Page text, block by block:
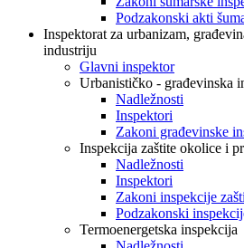
Podzakonski akti
Inspektorat za urbanizam,
industriju
Glavni inspektor
Urbanističko - građevinska
Nadležnosti
Inspektori
Zakoni građevinske
Inspekcija zaštite okolice i
Nadležnosti
Inspektori
Zakoni inspekcije
Podzakonski
Termoenergetska inspekcija